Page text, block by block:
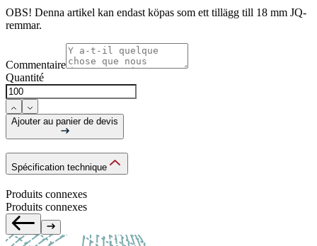
OBS! Denna artikel kan endast köpas som ett tillägg till 18 mm JQ-
remmar.
Commentaire
Quantité
Ajouter au panier de devis
Spécification technique
Produits connexes
Produits connexes